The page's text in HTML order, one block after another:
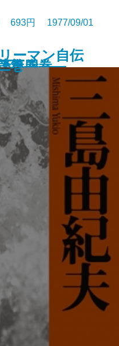
第四巻―
〕
〕
三巻―
ーマン自伝
693円 1977/09/01
巻―